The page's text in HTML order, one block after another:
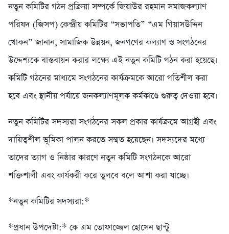
নতুন কমিটির গঠন প্রক্রিয়া সম্পর্কে জিয়াউর রহমান সমাজকল্যাণ
পরিষদ (জিসপ) কেন্দ্রীয় কমিটির “সভাপতি” “এম গিয়াসউদ্দিন
খোকন” জানান, সামাজিক উন্নয়ন, জনগণের কল্যাণ ও সংগঠনের
উদ্দেশ্যকে বাস্তবায়ন করার লক্ষ্যে এই নতুন কমিটি গঠন করা হয়েছে।
কমিটি গঠনের মাধ্যমে সংগঠনের কার্যক্রমকে আরো গতিশীল করা
হবে এবং স্থানীয় পর্যায়ে জনকল্যাণমূলক কর্মকাণ্ডে গুরুত্ব দেওয়া হবে।
নতুন কমিটির সদস্যরা সংগঠনের সকল প্রকার কার্যক্রমে আগ্রহী এবং
দায়িত্বশীল ভূমিকা পালন করতে সম্মত হয়েছেন। সদস্যদের মধ্যে
তাদের ত্যাগ ও নিষ্ঠার কারণে নতুন কমিটি সংগঠনকে আরো
শক্তিশালী এবং কার্যকরী করে তুলবে বলে আশা করা যাচ্ছে।
*নতুন কমিটির সদস্যরা:*
*প্রধান উপদেষ্টা:* কে এম তোফাজ্জেল হোসেন ছান্টু